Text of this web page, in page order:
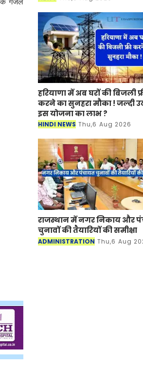
गजल
हरियाणा में अब घरों की बिजली
करने का सुनहरा मौका ! जल्दी
इस योजना का लाभ ?
HINDI NEWS Thu,6 Aug 2026
राजस्थान में नगर निकाय और
चुनावों की तैयारियों की समीक्षा
ADMINISTRATION Thu,6 Aug